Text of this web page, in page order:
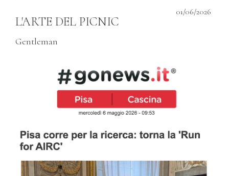
01/06/2026
L'ARTE DEL PICNIC
Gentleman